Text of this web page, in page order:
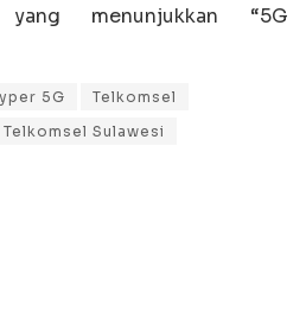
menunjukkan “5G
5G
Telkomsel
Telkomsel Sulawesi